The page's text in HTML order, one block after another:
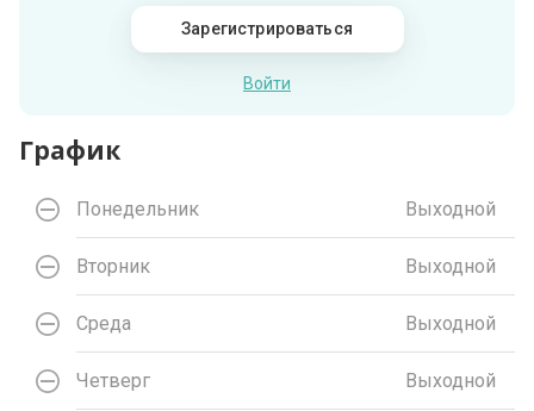
Зарегистрироваться
Войти
График
Понедельник Выходной
Вторник Выходной
Среда Выходной
Четверг Выходной